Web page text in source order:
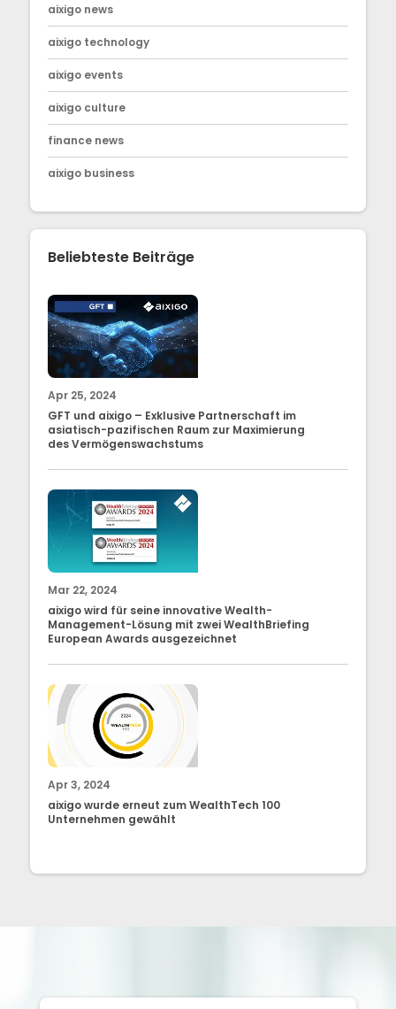
aixigo news
aixigo technology
aixigo events
aixigo culture
finance news
aixigo business
Beliebteste Beiträge
Apr 25, 2024
GFT und aixigo – Exklusive Partnerschaft im
asiatisch-pazifischen Raum zur Maximierung
des Vermögenswachstums
Mar 22, 2024
aixigo wird für seine innovative Wealth-
Management-Lösung mit zwei WealthBriefing
European Awards ausgezeichnet
Apr 3, 2024
aixigo wurde erneut zum WealthTech 100
Unternehmen gewählt